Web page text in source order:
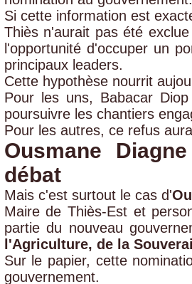
Si cette information est
Thiès n'aurait pas été
l'opportunité d'occuper un
principaux leaders.
Cette hypothèse nourrit
Pour les uns, Babacar
poursuivre les chantiers
Pour les autres, ce refus
Ousmane
débat
Mais c'est surtout le cas d'
Maire de Thiès-Est et
partie du nouveau
l'Agriculture, de la
Sur le papier, cette
gouvernement.